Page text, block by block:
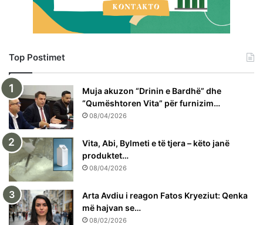
Top Postimet
Muja akuzon “Drinin e Bardhë” dhe
“Qumështoren Vita” për furnizim…
08/04/2026
Vita, Abi, Bylmeti e të tjera – këto janë
produktet…
08/04/2026
Arta Avdiu i reagon Fatos Kryeziut: Qenka
më hajvan se…
08/02/2026